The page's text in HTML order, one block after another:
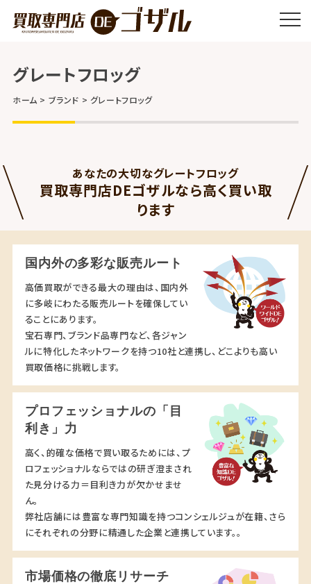
グレートフロッグ
ホーム ブランド グレートフロッグ
あなたの大切なグレートフロッグ
買取専門店DEゴザルなら高く買い取
ります
国内外の多彩な販売ルート
高価買取ができる最大の理由は、国内外
に多岐にわたる販売ルートを確保してい
ることにあります。
宝石専門、ブランド品専門など、各ジャン
ルに特化したネットワークを持つ10社と連携し、どこよりも高い
買取価格に挑戦します。
プロフェッショナルの「目
利き」力
高く、的確な価格で買い取るためには、プ
ロフェッショナルならではの研ぎ澄まされ
た見分ける力＝目利き力が欠かせませ
ん。
弊社店舗には豊富な専門知識を持つコンシェルジュが在籍、さら
にそれぞれの分野に精通した企業と連携しています。。
市場価格の徹底リサーチ